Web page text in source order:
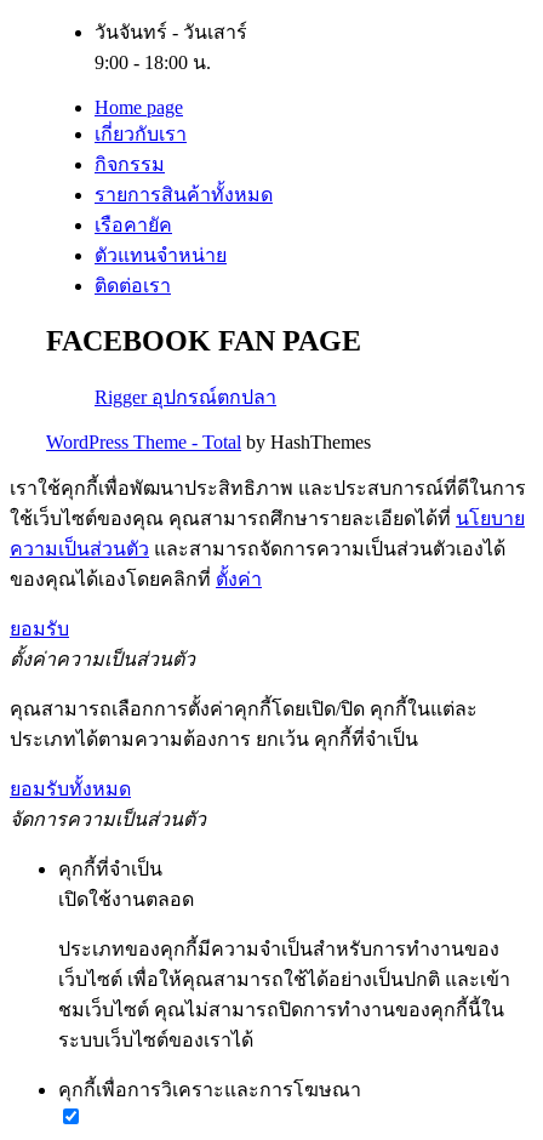
วันจันทร์ - วันเสาร์
9:00 - 18:00 น.
Home page
เกี่ยวกับเรา
กิจกรรม
รายการสินค้าทั้งหมด
เรือคายัค
ตัวแทนจำหน่าย
ติดต่อเรา
FACEBOOK FAN PAGE
Rigger อุปกรณ์ตกปลา
WordPress Theme - Total by HashThemes
เราใช้คุกกี้เพื่อพัฒนาประสิทธิภาพ และประสบการณ์ที่ดีในการ
ใช้เว็บไซต์ของคุณ คุณสามารถศึกษารายละเอียดได้ที่ นโยบาย
ความเป็นส่วนตัว และสามารถจัดการความเป็นส่วนตัวเองได้
ของคุณได้เองโดยคลิกที่ ตั้งค่า
ยอมรับ
ตั้งค่าความเป็นส่วนตัว
คุณสามารถเลือกการตั้งค่าคุกกี้โดยเปิด/ปิด คุกกี้ในแต่ละ
ประเภทได้ตามความต้องการ ยกเว้น คุกกี้ที่จำเป็น
ยอมรับทั้งหมด
จัดการความเป็นส่วนตัว
คุกกี้ที่จำเป็น
เปิดใช้งานตลอด
ประเภทของคุกกี้มีความจำเป็นสำหรับการทำงานของ
เว็บไซต์ เพื่อให้คุณสามารถใช้ได้อย่างเป็นปกติ และเข้า
ชมเว็บไซต์ คุณไม่สามารถปิดการทำงานของคุกกี้นี้ใน
ระบบเว็บไซต์ของเราได้
คุกกี้เพื่อการวิเคราะและการโฆษณา